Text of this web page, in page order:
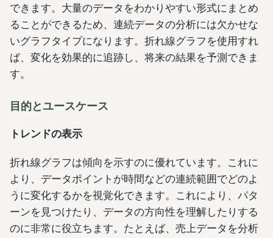
できます。大量のデータをわかりやすい形式にまとめ
ることができるため、連続データの分析には欠かせな
いグラフタイプになります。折れ線グラフを使用すれ
ば、変化を効果的に追跡し、将来の結果を予測できま
す。
目的とユースケース
トレンドの表示
折れ線グラフは傾向を示すのに優れています。これに
より、データポイントが時間などの連続範囲でどのよ
うに変化するかを視覚化できます。これにより、パタ
ーンを見つけたり、データの方向性を理解したりする
のに非常に役立ちます。たとえば、売上データを分析